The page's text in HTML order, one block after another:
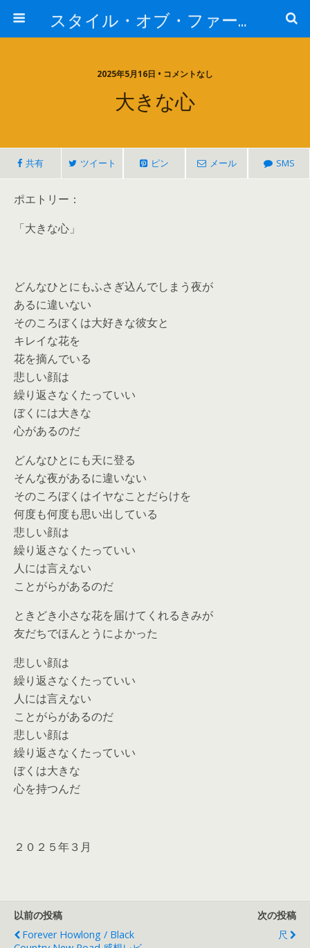
スタイル・オブ・ファー・イースト
2025年5月16日 • コメントなし
大きな心
共有 ツイート ピン メール SMS
ポエトリー：
「大きな心」
どんなひとにもふさぎ込んでしまう夜が
あるに違いない
そのころぼくは大好きな彼女と
キレイな花を
花を摘んでいる
悲しい顔は
繰り返さなくたっていい
ぼくには大きな
心があるのだ
どんなひとにも天に登る
そんな夜があるに違いない
そのころぼくはイヤなことだらけを
何度も何度も思い出している
悲しい顔は
繰り返さなくたっていい
人には言えない
ことがらがあるのだ
ときどき小さな花を届けてくれるきみが
友だちでほんとうによかった
悲しい顔は
繰り返さなくたっていい
人には言えない
ことがらがあるのだ
悲しい顔は
繰り返さなくたっていい
ぼくは大きな
心を持つんだ
２０２５年３月
以前の投稿
Forever Howlong / Black
次の投稿
尺